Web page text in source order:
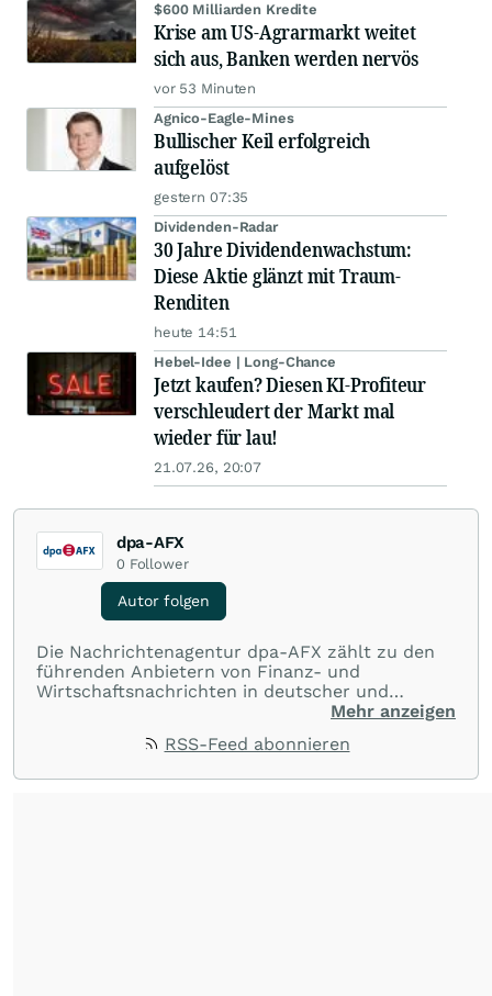
$600 Milliarden Kredite
Krise am US-Agrarmarkt weitet
sich aus, Banken werden nervös
vor 53 Minuten
Agnico-Eagle-Mines
Bullischer Keil erfolgreich
aufgelöst
gestern 07:35
Dividenden-Radar
30 Jahre Dividendenwachstum:
Diese Aktie glänzt mit Traum-
Renditen
heute 14:51
Hebel-Idee | Long-Chance
Jetzt kaufen? Diesen KI-Profiteur
verschleudert der Markt mal
wieder für lau!
21.07.26, 20:07
dpa-AFX
0 Follower
Autor folgen
Die Nachrichtenagentur dpa-AFX zählt zu den
führenden Anbietern von Finanz- und
Wirtschaftsnachrichten in deutscher und
englischer Sprache. Gestützt auf ein
dpa-AFX unabhängig, zuverlässig und schnell
Mehr anzeigen
RSS-Feed abonnieren